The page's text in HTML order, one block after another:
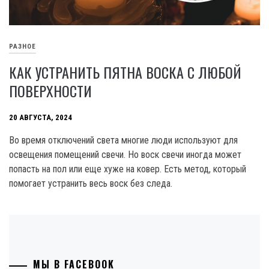
РАЗНОЕ
КАК УСТРАНИТЬ ПЯТНА ВОСКА С ЛЮБОЙ
ПОВЕРХНОСТИ
20 АВГУСТА, 2024
Во время отключений света многие люди используют для
освещения помещений свечи. Но воск свечи иногда может
попасть на пол или еще хуже на ковер. Есть метод, который
помогает устранить весь воск без следа.
МЫ В FACEBOOK